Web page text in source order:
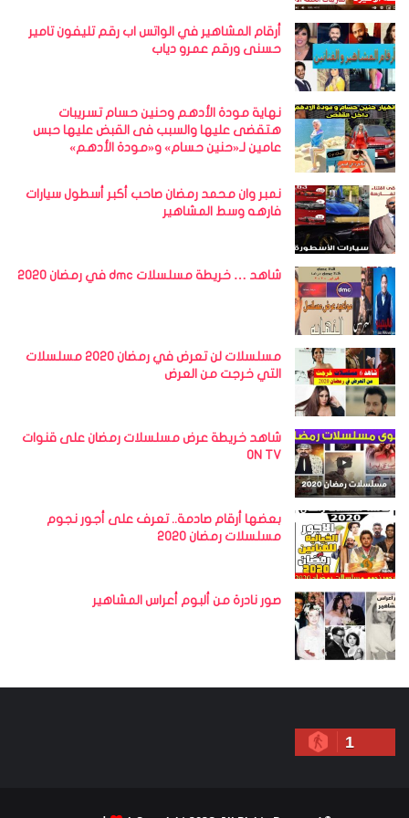
y
V
s
k
i
m
k
a
r
d
a
s
h
i
a
n
”
أرقام المشاهير في الواتس اب رقم تليفون تامير
حسنى ورقم عمرو دياب
نهاية مودة الأدهم وحنين حسام تسريبات
هتقضى عليها والسبب فى القبض عليها حبس
عامين لـ«حنين حسام» و«مودة الأدهم»
نمبر وان محمد رمضان صاحب أكبر أسطول سيارات
فارهه وسط المشاهير
شاهد … خريطة مسلسلات dmc في رمضان 2020
مسلسلات لن تعرض في رمضان 2020 مسلسلات
التي خرجت من العرض
شاهد خريطة عرض مسلسلات رمضان على قنوات
ON TV
بعضها أرقام صادمة.. تعرف على أجور نجوم
مسلسلات رمضان 2020
صور نادرة من ألبوم أعراس المشاهير
1